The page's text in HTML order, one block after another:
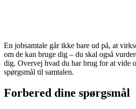
En jobsamtale går ikke bare ud på, at
om de kan bruge dig – du skal også
dig. Overvej hvad du har brug for at vide
spørgsmål til samtalen.
Forbered dine spørgsmål